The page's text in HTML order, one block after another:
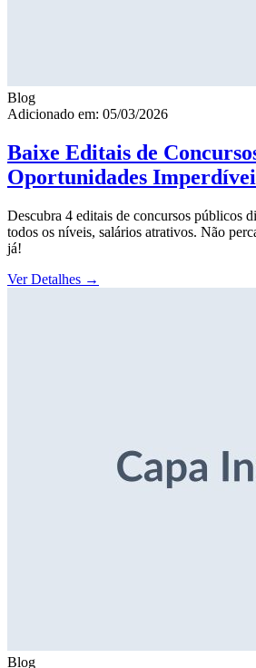
Blog
Adicionado em: 05/03/2026
Baixe Editais de
Oportunidades
Descubra 4 editais de concursos públicos
todos os níveis, salários atrativos. Não
já!
Ver Detalhes →
Blog